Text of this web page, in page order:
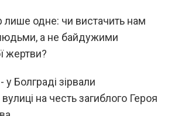
лише одне: чи вистачить нам
а не байдужими
жертви?